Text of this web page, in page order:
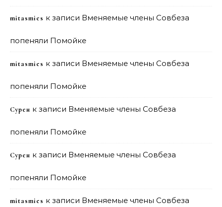
mitasmies к записи Вменяемые члены Совбеза
попеняли Помойке
mitasmies к записи Вменяемые члены Совбеза
попеняли Помойке
Сурен к записи Вменяемые члены Совбеза
попеняли Помойке
Сурен к записи Вменяемые члены Совбеза
попеняли Помойке
mitasmies к записи Вменяемые члены Совбеза